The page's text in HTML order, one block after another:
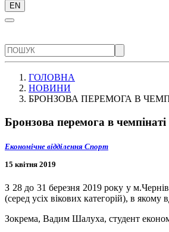
EN
ГОЛОВНА
НОВИНИ
БРОНЗОВА ПЕРЕМОГА В
Бронзова перемога в
Економічне відділення Спорт
15 квітня 2019
З 28 до 31 березня 2019року у
(серед усіх вікових категорій), в
Зокрема, Вадим Шалуха, студент